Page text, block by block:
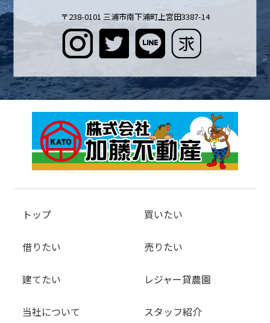
〒238-0101 三浦市南下浦町上宮田3387-14
トップ 買いたい
借りたい 売りたい
建てたい レジャー貸農園
当社について スタッフ紹介